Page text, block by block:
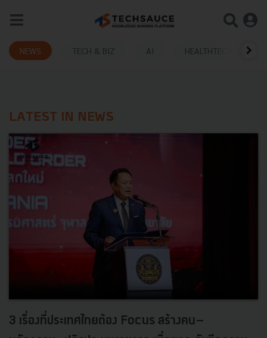
NEWS TECH & BIZ AI HEALTHTECH
LATEST IN NEWS
3 เรื่องที่ประเทศไทยต้อง Focus สร้างคน–